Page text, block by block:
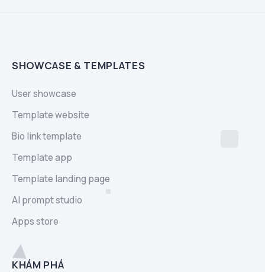
SHOWCASE & TEMPLATES
User showcase
Template website
Bio link template
Template app
Template landing page
AI prompt studio
Apps store
KHÁM PHÁ